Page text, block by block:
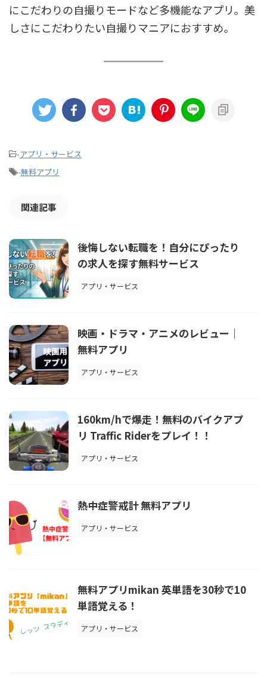
にこだわりの自撮りモードなど多機能なアプリ。美
しさにこだわりたい自撮りマニアにおすすめ。
-アプリ・サービス
-無料アプリ
関連記事
後悔しない転職を！自分にぴったり
の求人を探す無料サービス
アプリ・サービス
映画・ドラマ・アニメのレビュー｜
無料アプリ
アプリ・サービス
160km/hで爆走！無料のバイクアプ
リ Traffic Riderをプレイ！！
アプリ・サービス
熱中症警戒計 無料アプリ
アプリ・サービス
無料アプリmikan 英単語を30秒で10
単語覚える！
アプリ・サービス